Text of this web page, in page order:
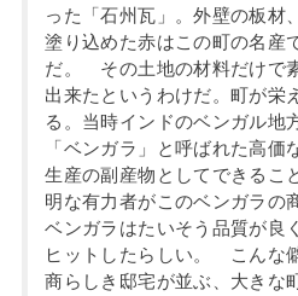
った「石州瓦」。外壁の板材
塗り込めた赤はこの町の名産
だ。 その土地の材料だけで
出来たというわけだ。町が栄
る。当時インドのベンガル地
「ベンガラ」と呼ばれた高価
生産の副産物としてできる
明な有力者がこのベンガラの
ベンガラはたいそう品質が良
ヒットしたらしい。 こんな
商らしき邸宅が並ぶ、大きな